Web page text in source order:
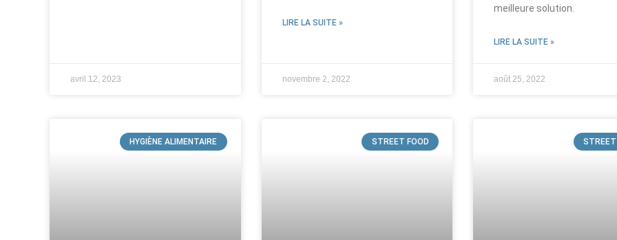
avril 12, 2023
LIRE LA SUITE »
novembre 2, 2022
meilleure solution.
LIRE LA SUITE »
août 25, 2022
HYGIÈNE ALIMENTAIRE STREET FOOD STREET